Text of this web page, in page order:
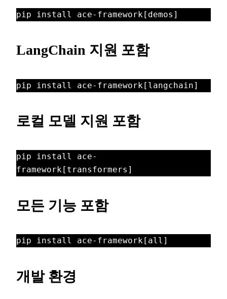
pip install ace-framework[demos]
LangChain 지원 포함
pip install ace-framework[langchain]
로컬 모델 지원 포함
pip install ace-
framework[transformers]
모든 기능 포함
pip install ace-framework[all]
개발 환경